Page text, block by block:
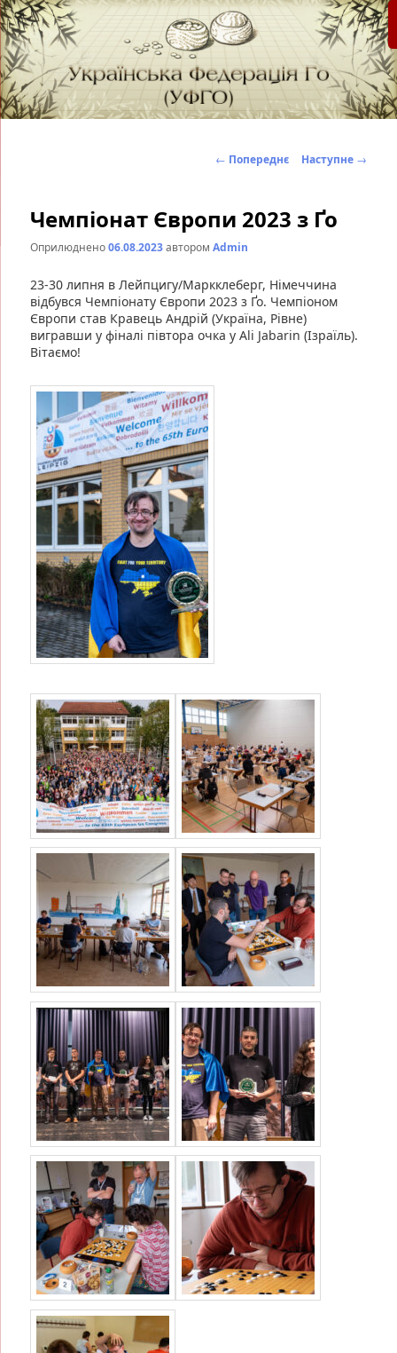
Українська Федерація Го (УФГО)
федерація Го (Бадук, Вейці) в Україні
Навігація
← Попереднє Наступне →
Чемпіонат Європи 2023 з Ґо
Оприлюднено06.08.2023авторомAdmin
23-30 липня в Лейпцигу/Маркклеберг, Німеччина
відбувся Чемпіонату Європи 2023 з Ґо. Чемпіоном
Європи став Кравець Андрій (Україна, Рівне)
вигравши у фіналі півтора очка у Ali Jabarin (Ізраїль).
Вітаємо!